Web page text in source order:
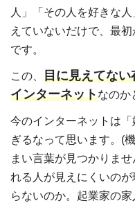
人」「その人を好きな
えていないだけで、最
です。
この、 目に見えてな
インターネットなのか
今のインターネットは
ぎるなって思います。(
まい言葉が見つかりま
れる人が見えにくいの
らないのか。起業家の